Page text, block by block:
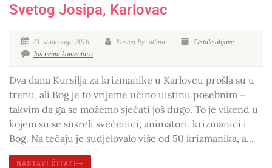
Svetog Josipa, Karlovac
23. studenoga 2016. Posted By: admin
Ostale objave
Još nema komentara
Dva dana Kursilja za krizmanike u Karlovcu prošla su u
trenu, ali Bog je to vrijeme učino uistinu posebnim –
takvim da ga se možemo sjećati još dugo. To je vikend u
kojem su se susreli svećenici, animatori, krizmanici i
Bog. Na tečaju je sudjelovalo više od 50 krizmanika, a...
NASTAVI ČITATI